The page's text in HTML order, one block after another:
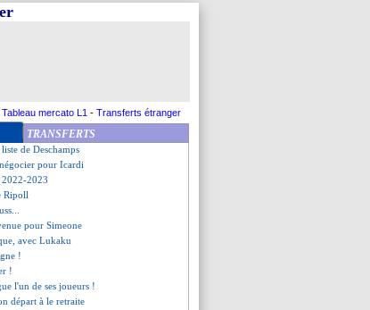
Tableau mercato L1 - Transferts étranger
TRANSFERTS
pour Kane
ça arrive"
de Deschamps
pour Icardi
2022-2023
Ripoll
pour Simeone
avec Lukaku
!
!
l'un de ses joueurs !
départ à le retraite